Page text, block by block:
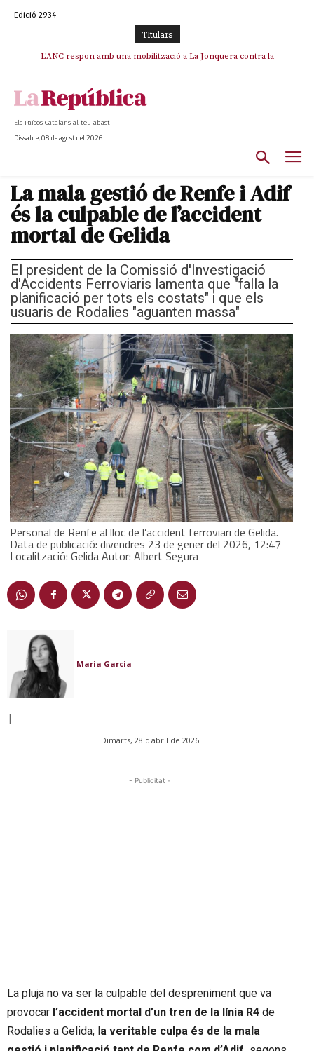
Edició 2934
TItulars
L’ANC respon amb una mobilització a La Jonquera contra la
SOS Costa Brava es planta contra la “nefasta” prolongació de la C-32 i
Els Països Catalans al teu abast
Dissabte, 08 de agost del 2026
La mala gestió de Renfe i Adif
és la culpable de l’accident
mortal de Gelida
El president de la Comissió d'Investigació
d'Accidents Ferroviaris lamenta que "falla la
planificació per tots els costats" i que els
usuaris de Rodalies "aguanten massa"
Personal de Renfe al lloc de l’accident ferroviari de Gelida.
Data de publicació: divendres 23 de gener del 2026, 12:47
Localització: Gelida Autor: Albert Segura
Maria Garcia
|
Dimarts, 28 d'abril de 2026
- Publicitat -
La pluja no va ser la culpable del despreniment que va
provocar l’accident mortal d’un tren de la línia R4 de
Rodalies a Gelida; la veritable culpa és de la mala